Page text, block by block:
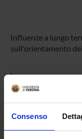
Consenso
Influenze a lungo
sull'orientamento
Leonardo Chelazzi
Professore ordinario
Chiara Della Libera